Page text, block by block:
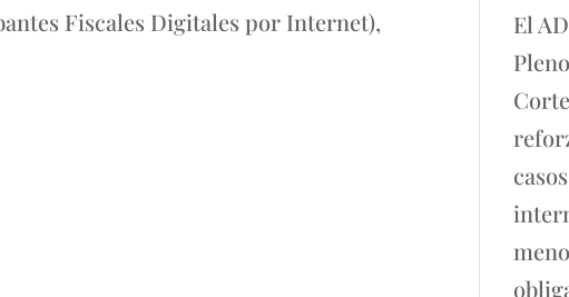
Fiscales Digitales por Internet),
El